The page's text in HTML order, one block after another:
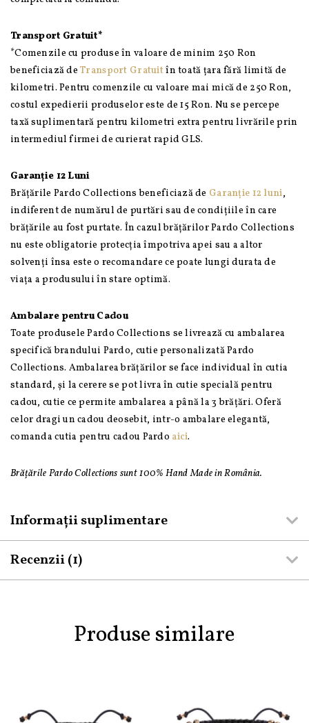
Transport Gratuit*
*Comenzile cu produse în valoare de minim 250 Ron
beneficiază deTransport Gratuitîn toată țara fără limită de
kilometri. Pentru comenzile cu valoare mai mică de 250 Ron,
costul expedierii produselor este de 15 Ron. Nu se percepe
taxă suplimentară pentru kilometri extra pentru livrările prin
intermediul firmei de curierat rapid GLS.
Garanție 12 Luni
Brățările Pardo Collections beneficiază de Garanție 12 luni,
indiferent de numărul de purtări sau de condițiile în care
brățările au fost purtate. În cazul brățărilor Pardo Collections
nu este obligatorie protecția împotriva apei sau a altor
solvenți însa este o recomandare ce poate lungi durata de
viața a produsului în stare optimă.
Ambalare pentru Cadou
Toate produsele Pardo Collections se livrează cu ambalarea
specifică brandului Pardo, cutie personalizată Pardo
Collections. Ambalarea brățărilor se face individual în cutia
standard, și la cerere se pot livra în cutie specială pentru
cadou, cutie ce permite ambalarea a până la 3 brățări. Oferă
celor dragi un cadou deosebit, intr-o ambalare elegantă,
comanda cutia pentru cadou Pardo aici.
Brățările Pardo Collections sunt 100% Hand Made in România.
Informații suplimentare
Recenzii (1)
Produse similare